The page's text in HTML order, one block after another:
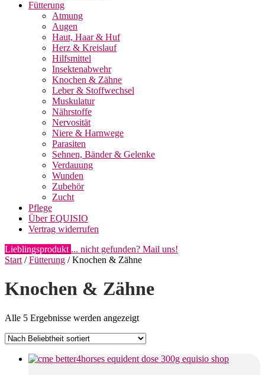
Fütterung
Atmung
Augen
Haut, Haar & Huf
Herz & Kreislauf
Hilfsmittel
Insektenabwehr
Knochen & Zähne
Leber & Stoffwechsel
Muskulatur
Nährstoffe
Nervosität
Niere & Harnwege
Parasiten
Sehnen, Bänder & Gelenke
Verdauung
Wunden
Zubehör
Zucht
Pflege
Über EQUISIO
Vertrag widerrufen
Lieblingsprodukt ... nicht gefunden? Mail uns!
Start /Fütterung / Knochen & Zähne
Knochen & Zähne
Alle 5 Ergebnisse werden angezeigtNach
sortiert